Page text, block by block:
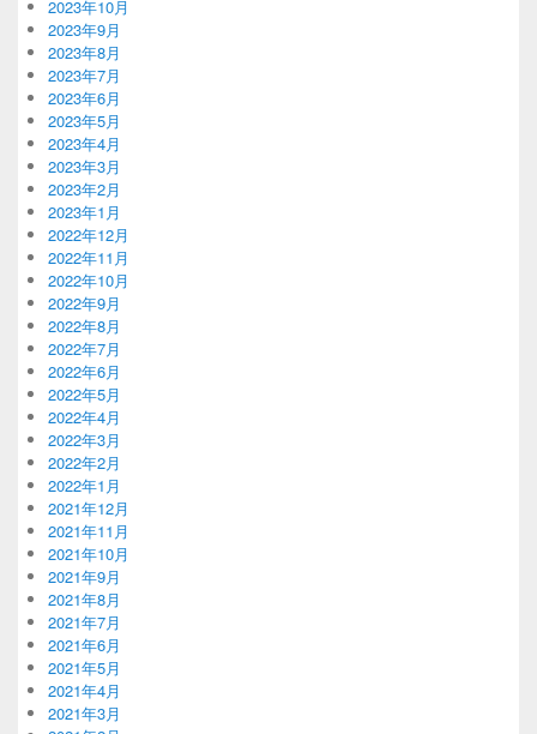
2023年10月
2023年9月
2023年8月
2023年7月
2023年6月
2023年5月
2023年4月
2023年3月
2023年2月
2023年1月
2022年12月
2022年11月
2022年10月
2022年9月
2022年8月
2022年7月
2022年6月
2022年5月
2022年4月
2022年3月
2022年2月
2022年1月
2021年12月
2021年11月
2021年10月
2021年9月
2021年8月
2021年7月
2021年6月
2021年5月
2021年4月
2021年3月